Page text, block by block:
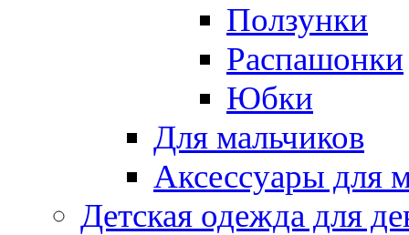
Ползунки
Распашонки
Юбки
Для мальчиков
Аксессуары для
Детская одежда для